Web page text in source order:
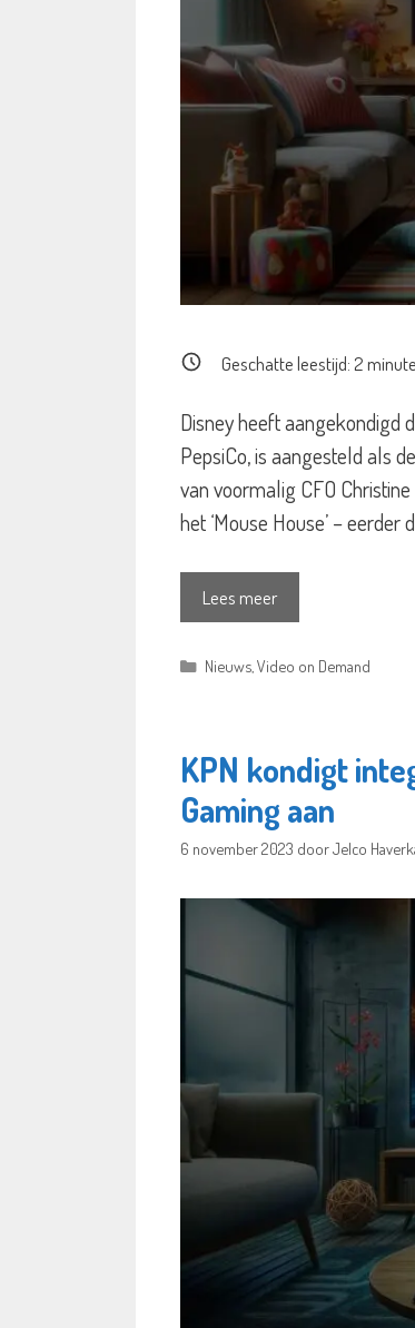
Geschatte leestijd:2
Disney heeft aangekondigd
PepsiCo, is aangesteld als
van voormalig CFO
het ‘Mouse House’ –
Lees meer
Categorieën
Nieuws, Video on Demand
KPN kondigt
Gaming aan
6 november 2023 doorJelco